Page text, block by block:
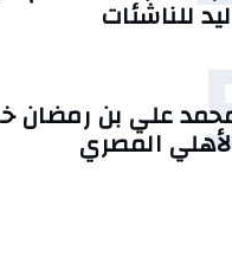
للناشئات
علي بن رمضان
المصري